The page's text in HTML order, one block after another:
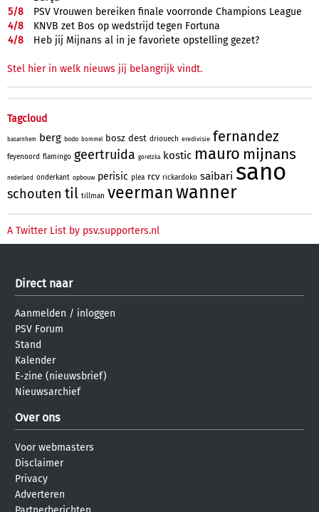
5/8
PSV Vrouwen bereiken finale voorronde Champions League
4/8
KNVB zet Bos op wedstrijd tegen Fortuna
4/8 Heb jij Mijnans al in je favoriete opstelling gezet?
Stel hier in welk nieuws jij belangrijk vindt.
Tagcloud
basarnhem berg bodo bommel bosz dest driouech eredivisie fernandez
feyenoord flamingo geertruida goretzka kostic mauro mijnans
nederland onderkant opbouw perisic plea rcv rickardoko saibari sano
schouten til tillman veermanwanner
A Twitter List by psv.supporters.nl
Direct naar
Aanmelden / inloggen
PSV Forum
Stand
Kalender
E-zine (nieuwsbrief)
Nieuwsarchief
Over ons
Voor webmasters
Disclaimer
Privacy
Adverteren